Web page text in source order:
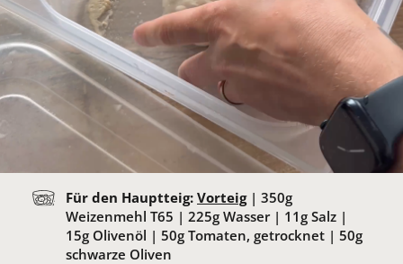
Für den Hauptteig: Vorteig| 350g
Weizenmehl T65 | 225g Wasser | 11g Salz |
15g Olivenöl | 50g Tomaten, getrocknet | 50g
schwarze Oliven